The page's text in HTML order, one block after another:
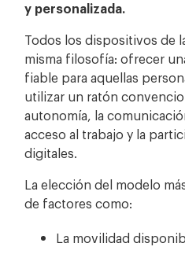
y personalizada.
Todos los dispositivos de
misma filosofía: ofrecer
fiable para aquellas
utilizar un ratón
autonomía, la
acceso al trabajo y la
digitales.
La elección del modelo
de factores como:
La movilidad